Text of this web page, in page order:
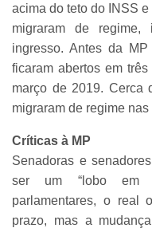
acima do teto do INSS
migraram de regime,
ingresso. Antes da
ficaram abertos em
março de 2019. Cerca
migraram de regime
Críticas à MP
Senadoras e
ser um “lobo em
parlamentares, o real
prazo, mas a